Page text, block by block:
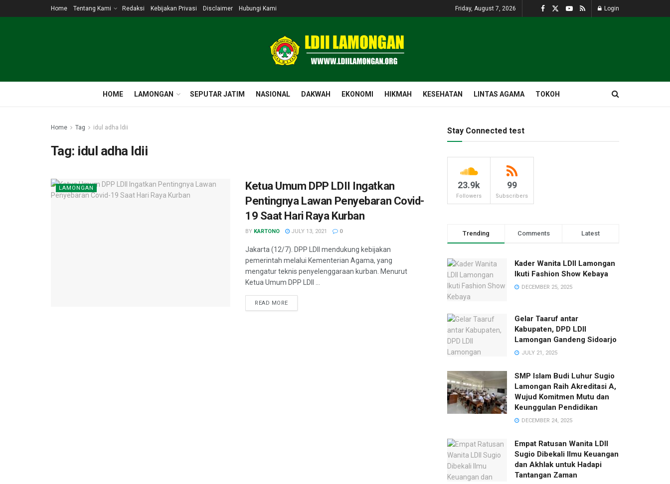
Home Tentang Kami Redaksi Kebijakan Privasi Disclaimer Hubungi Kami Friday, August 7, 2026 Login
HOME LAMONGAN SEPUTAR JATIM NASIONAL DAKWAH EKONOMI HIKMAH KESEHATAN LINTAS AGAMA TOKOH
Home Tag idul adha ldii
Tag: idul adha ldii
LAMONGAN
Ketua Umum DPP LDII Ingatkan
Pentingnya Lawan Penyebaran Covid-
19 Saat Hari Raya Kurban
BY KARTONO JULY 13, 2021 0
Jakarta (12/7). DPP LDII mendukung kebijakan
pemerintah melalui Kementerian Agama, yang
mengatur teknis penyelenggaraan kurban. Menurut
Ketua Umum DPP LDII ...
READ MORE
Stay Connected test
23.9k
Followers
99
Subscribers
Trending Comments Latest
Kader Wanita LDII Lamongan
Ikuti Fashion Show Kebaya
DECEMBER 25, 2025
Gelar Taaruf antar
Kabupaten, DPD LDII
Lamongan Gandeng Sidoarjo
JULY 21, 2025
SMP Islam Budi Luhur Sugio
Lamongan Raih Akreditasi A,
Wujud Komitmen Mutu dan
Keunggulan Pendidikan
DECEMBER 24, 2025
Empat Ratusan Wanita LDII
Sugio Dibekali Ilmu Keuangan
dan Akhlak untuk Hadapi
Tantangan Zaman